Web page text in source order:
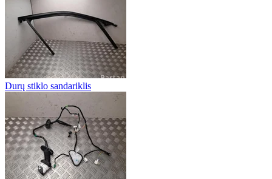
Durų stiklo sandariklis